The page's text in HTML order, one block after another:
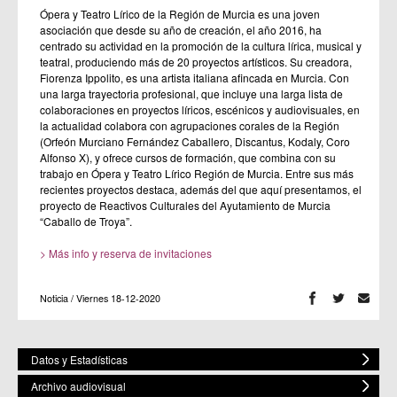
Ópera y Teatro Lírico de la Región de Murcia es una joven
asociación que desde su año de creación, el año 2016, ha
centrado su actividad en la promoción de la cultura lírica, musical y
teatral, produciendo más de 20 proyectos artísticos. Su creadora,
Fiorenza Ippolito, es una artista italiana afincada en Murcia. Con
una larga trayectoria profesional, que incluye una larga lista de
colaboraciones en proyectos líricos, escénicos y audiovisuales, en
la actualidad colabora con agrupaciones corales de la Región
(Orfeón Murciano Fernández Caballero, Discantus, Kodaly, Coro
Alfonso X), y ofrece cursos de formación, que combina con su
trabajo en Ópera y Teatro Lírico Región de Murcia. Entre sus más
recientes proyectos destaca, además del que aquí presentamos, el
proyecto de Reactivos Culturales del Ayutamiento de Murcia
“Caballo de Troya”.
> Más info y reserva de invitaciones
Noticia / Viernes 18-12-2020
Datos y Estadísticas
Archivo audiovisual